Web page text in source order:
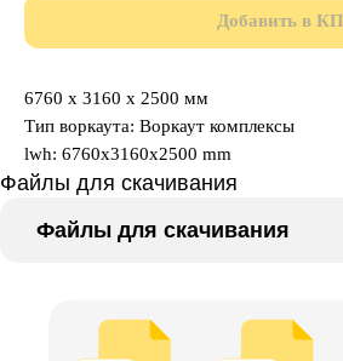
Добавить в КП
6760 x 3160 x 2500 мм
Тип воркаута: Воркаут комплексы
lwh: 6760x3160x2500 mm
Файлы для скачивания
Файлы для скачивания